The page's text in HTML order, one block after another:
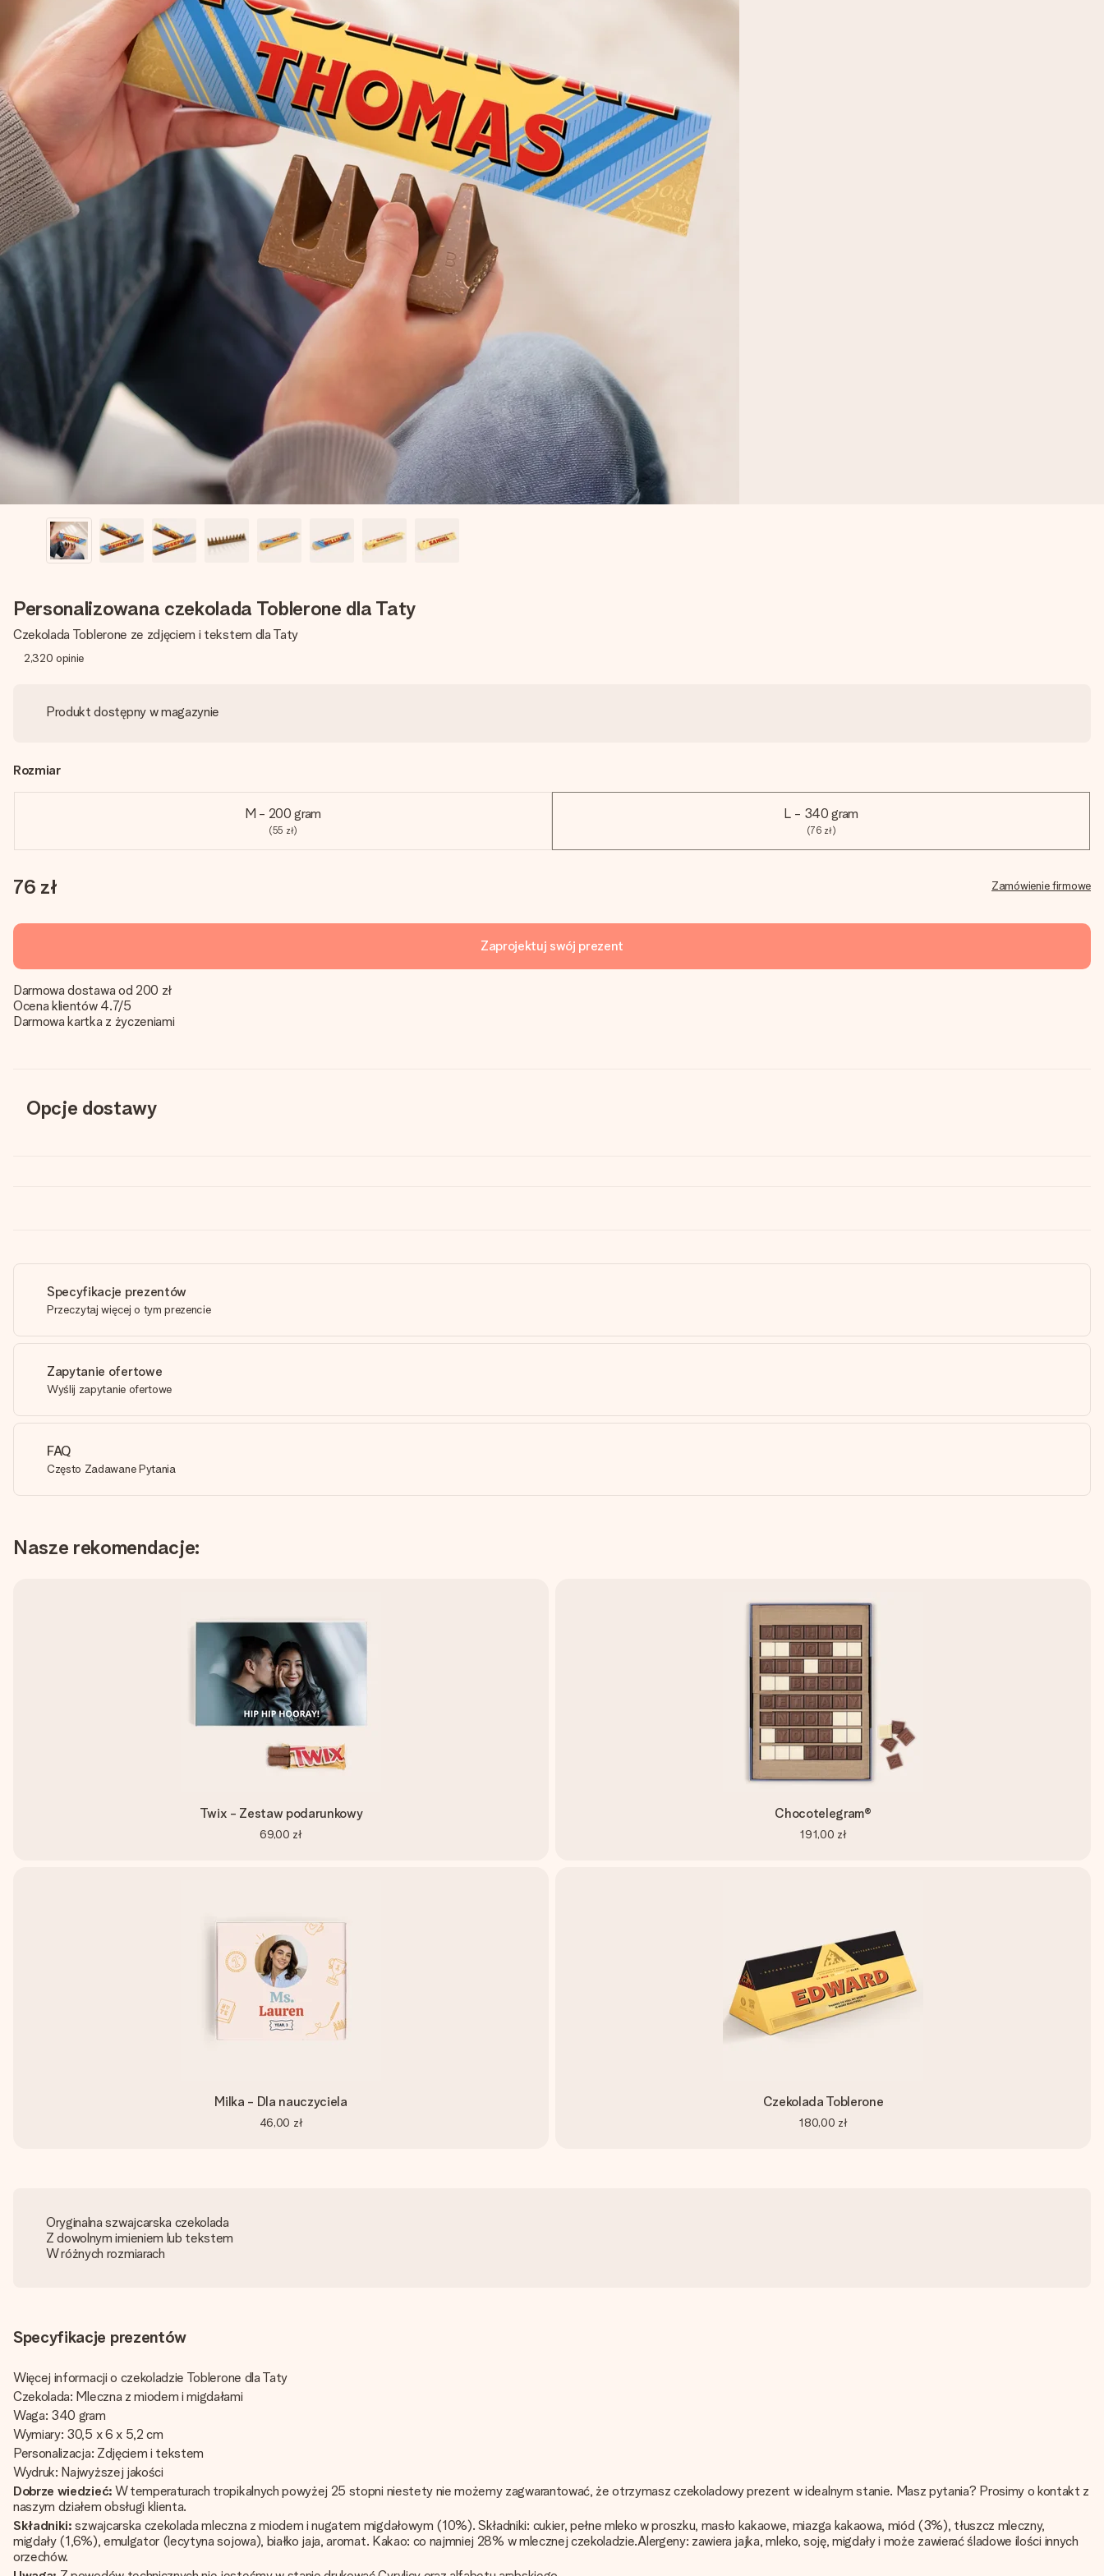
Personalizowana czekolada Toblerone dla Taty
Czekolada Toblerone ze zdjęciem i tekstem dla Taty
2,320 opinie
Produkt dostępny w magazynie
Rozmiar
M - 200 gram
(55 zł)
L - 340 gram
(76 zł)
76 zł Zamówienie firmowe
Zaprojektuj swój prezent
Darmowa dostawa od 200 zł
Ocena klientów 4.7/5
Darmowa kartka z życzeniami
Opcje dostawy
Specyfikacje prezentów
Przeczytaj więcej o tym prezencie
Zapytanie ofertowe
Wyślij zapytanie ofertowe
FAQ
Często Zadawane Pytania
Nasze rekomendacje:
Twix - Zestaw podarunkowy
69,00 zł
Chocotelegram®
191,00 zł
Milka - Dla nauczyciela
46,00 zł
Czekolada Toblerone
180,00 zł
Oryginalna szwajcarska czekolada
Z dowolnym imieniem lub tekstem
W różnych rozmiarach
Specyfikacje prezentów
Więcej informacji o czekoladzie Toblerone dla Taty
Czekolada: Mleczna z miodem i migdałami
Waga: 340 gram
Wymiary: 30,5 x 6 x 5,2 cm
Personalizacja: Zdjęciem i tekstem
Wydruk: Najwyższej jakości
Dobrze wiedzieć: W temperaturach tropikalnych powyżej 25 stopni niestety nie możemy zagwarantować, że otrzymasz czekoladowy prezent w idealnym stanie. Masz pytania? Prosimy o kontakt z
naszym działem obsługi klienta.
Składniki: szwajcarska czekolada mleczna z miodem i nugatem migdałowym (10%). Składniki: cukier, pełne mleko w proszku, masło kakaowe, miazga kakaowa, miód (3%), tłuszcz mleczny,
migdały (1,6%), emulgator (lecytyna sojowa), białko jaja, aromat. Kakao: co najmniej 28% w mlecznej czekoladzie.Alergeny: zawiera jajka, mleko, soję, migdały i może zawierać śladowe ilości innych
orzechów.